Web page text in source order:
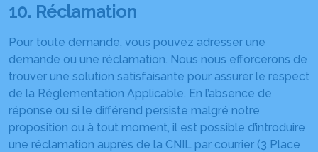
10. Réclamation
Pour toute demande, vous pouvez adresser une
demande ou une réclamation. Nous nous efforcerons de
trouver une solution satisfaisante pour assurer le respect
de la Réglementation Applicable. En l’absence de
réponse ou si le différend persiste malgré notre
proposition ou à tout moment, il est possible d’introduire
une réclamation auprès de la CNIL par courrier (3 Place